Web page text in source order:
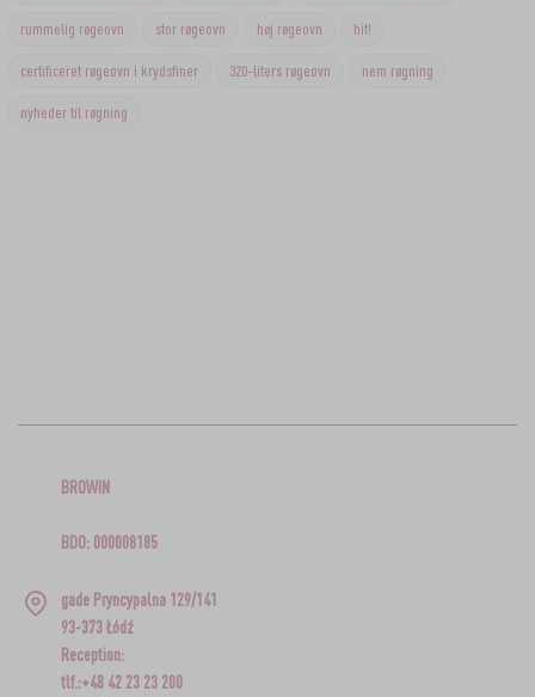
rummelig røgeovn stor røgeovn høj røgeovn hit!
certificeret røgeovn i krydsfiner 320-liters røgeovn nem røgning
nyheder til røgning
BROWIN
BDO: 000008185
gade Pryncypalna 129/141
93-373 Łódź
Reception:
tlf.:+48 42 23 23 200